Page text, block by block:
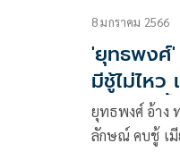
8 มกราคม 2566
'ยุทธพงศ์
มีชู้ไม่ไหว แต่ ครม. ประยุทธ์มีแน่ จ่อ
อภิปรายซ้ำ
ยุทธพงศ์ อ้าง
ลักษณ์ คบชู้ เมี